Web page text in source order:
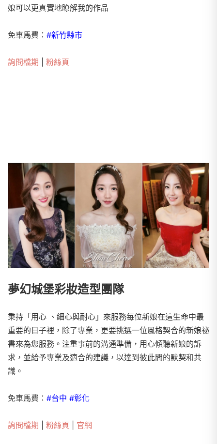
娘可以更真實地瞭解我的作品
免車馬費： #新竹縣市
詢問檔期 粉絲頁
夢幻城堡彩妝造型團隊
秉持「用心 、細心與耐心」來服務每位新娘在這生命中最
重要的日子裡，除了專業，更要挑選一位風格契合的新娘祕
書來為您服務。注重事前的溝通準備，用心傾聽新娘的訴
求，並給予專業及適合的建議，以達到彼此間的默契和共
識。
免車馬費： #台中 #彰化
詢問檔期 粉絲頁 官網